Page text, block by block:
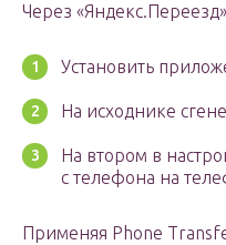
Через
Установить
На исходнике
На втором в
с телефона на
Применяя Phone